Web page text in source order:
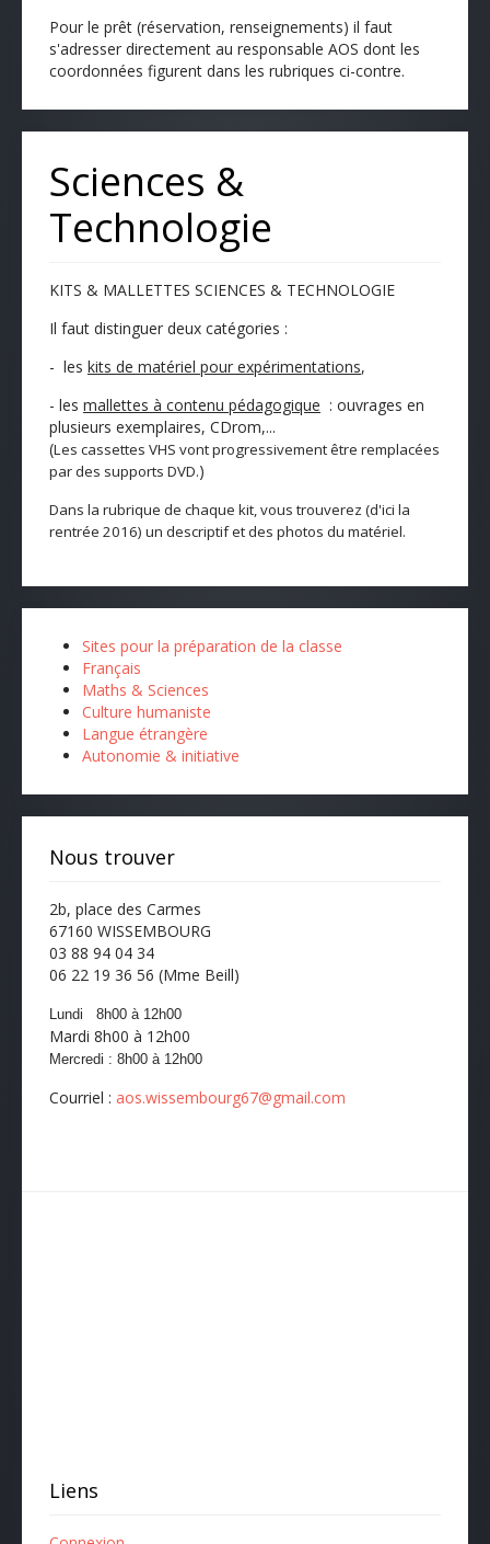
Pour le prêt (réservation, renseignements) il faut
s'adresser directement au responsable AOS dont les
coordonnées figurent dans les rubriques ci-contre.
Sciences &
Technologie
KITS & MALLETTES SCIENCES & TECHNOLOGIE
Il faut distinguer deux catégories :
- les kits de matériel pour expérimentations,
- les mallettes à contenu pédagogique : ouvrages en
plusieurs exemplaires, CDrom,...
(Les cassettes VHS vont progressivement être remplacées
par des supports DVD.)
Dans la rubrique de chaque kit, vous trouverez (d'ici la
rentrée 2016) un descriptif et des photos du matériel.
Sites pour la préparation de la classe
Français
Maths & Sciences
Culture humaniste
Langue étrangère
Autonomie & initiative
Nous trouver
2b, place des Carmes
67160 WISSEMBOURG
03 88 94 04 34
06 22 19 36 56 (Mme Beill)
Lundi 8h00 à 12h00
Mardi 8h00 à 12h00
Mercredi : 8h00 à 12h00
Courriel : aos.wissembourg67@gmail.com
Liens